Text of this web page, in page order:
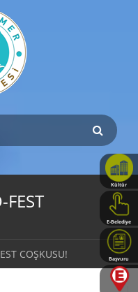
Kültür
Haritası
E-Belediye
Başvuru
Rehberi
FEST
COŞKUSU!